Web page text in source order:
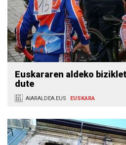
Euskararen aldeko
dute
AIARALDEA.EUS EUSKARA